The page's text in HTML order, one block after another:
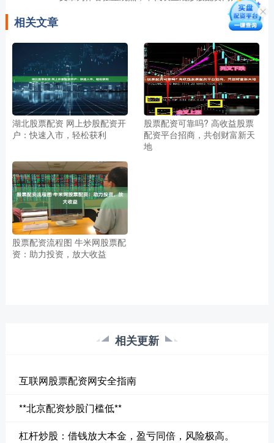
相关文章
湖北股票配资 网上炒股配资开
户：快速入市，轻松获利
股票配资可靠吗? 高收益股票
配资平台招商，共创财富新天
地
股票配资流程图 牛米网股票配
资：助力投资，放大收益
相关更新
互联网股票配资网安全指南
**北京配资炒股门槛低**
杠杆炒股：借钱放大本金，盈亏同倍，风险极高。